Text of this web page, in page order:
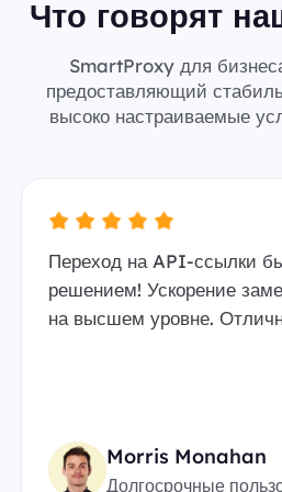
Что говорят
SmartProxy для
предоставляющий
высоко настраиваемые
Переход на API-ссылки
решением! Ускорение
на высшем уровне.
Morris Monahan
Долгосрочные